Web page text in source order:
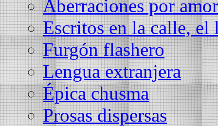
Aberraciones por amor
Escritos en la calle, el
Furgón flashero
Lengua extranjera
Épica chusma
Prosas dispersas